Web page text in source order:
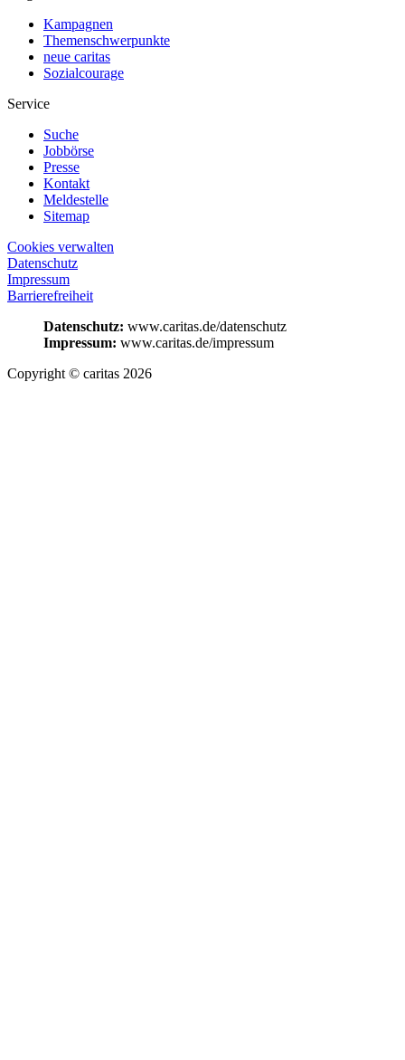
Kampagnen
Themenschwerpunkte
neue caritas
Sozialcourage
Service
Suche
Jobbörse
Presse
Kontakt
Meldestelle
Sitemap
Cookies verwalten
Datenschutz
Impressum
Barrierefreiheit
Datenschutz: www.caritas.de/datenschutz
Impressum: www.caritas.de/impressum
Copyright © caritas 2026